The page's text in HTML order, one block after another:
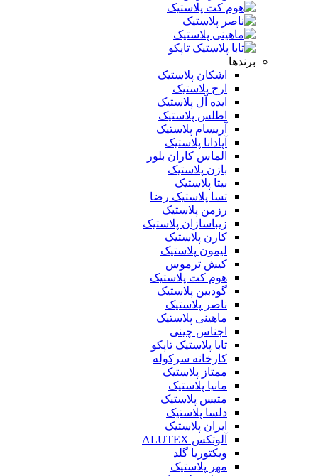
برندها
اشکان پلاستیک
ارج پلاستیک
ایده آل پلاستیک
اطلس پلاستیک
آریسام پلاستیک
آپادانا پلاستیک
الماس کاران بلور
بازن پلاستیک
بیتا پلاستیک
تسا پلاستیک رضا
رزمن پلاستیک
زیباسازان پلاستیک
کارن پلاستیک
لیمون پلاستیک
کیش ترموس
هوم کت پلاستیک
گودبین پلاستیک
ناصر پلاستیک
ماهینی پلاستیک
اجناس چینی
تابا پلاستیک تاپکو
کارخانه سرکوله
ممتاز پلاستیک
مانیا پلاستیک
متیس پلاستیک
دلسا پلاستیک
ایران پلاستیک
آلوتکس ALUTEX
ویکتوریا گلد
مهر پلاستیک